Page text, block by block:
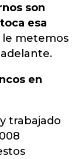
son
esa
le metemos
en
trabajado